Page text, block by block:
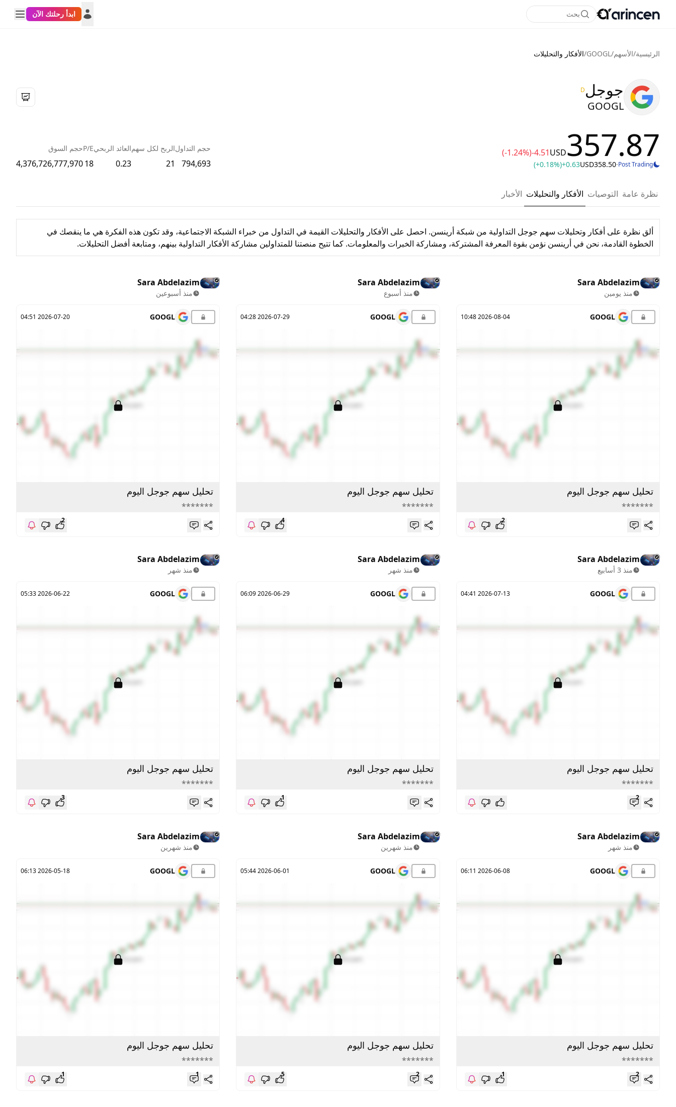
بحث ابدأ رحلتك الآن
الرئيسية/الأسهم/
GOOGL
/الأفكار والتحليلات
جوجلD
GOOGL
357.87
USD
-4.51
(-1.24%)
Post Trading
·
358.50
USD
+0.63
(+0.18%)
حجم التداول
794,693
الربح لكل سهم
21
العائد الربحي
0.23
P/E
18
حجم السوق
4,376,726,777,970
نظرة عامة التوصيات الأفكار والتحليلات الأخبار
ألق نظرة على أفكار وتحليلات سهم جوجل التداولية من شبكة أرينسن. احصل على الأفكار والتحليلات القيمة في التداول من خبراء الشبكة الاجتماعية، وقد تكون هذه الفكرة هي ما ينقصك في
الخطوة القادمة، نحن في أرينسن نؤمن بقوة المعرفة المشتركة، ومشاركة الخبرات والمعلومات. كما تتيح منصتنا للمتداولين مشاركة الأفكار التداولية بينهم، ومتابعة أفضل التحليلات.
Sara Abdelazim
منذ يومين
GOOGL
2026-08-04 10:48
تحليل سهم جوجل اليوم
*******
2
Sara Abdelazim
منذ أسبوع
GOOGL
2026-07-29 04:28
تحليل سهم جوجل اليوم
*******
4
Sara Abdelazim
منذ أسبوعين
GOOGL
2026-07-20 04:51
تحليل سهم جوجل اليوم
*******
2
Sara Abdelazim
منذ 3 أسابيع
GOOGL
2026-07-13 04:41
تحليل سهم جوجل اليوم
*******
2
Sara Abdelazim
منذ شهر
GOOGL
2026-06-29 06:09
تحليل سهم جوجل اليوم
*******
1
Sara Abdelazim
منذ شهر
GOOGL
2026-06-22 05:33
تحليل سهم جوجل اليوم
*******
3
Sara Abdelazim
منذ شهر
GOOGL
2026-06-08 06:11
تحليل سهم جوجل اليوم
*******
2
1
Sara Abdelazim
منذ شهرين
GOOGL
2026-06-01 05:44
تحليل سهم جوجل اليوم
*******
2
5
Sara Abdelazim
منذ شهرين
GOOGL
2026-05-18 06:13
تحليل سهم جوجل اليوم
*******
1
1